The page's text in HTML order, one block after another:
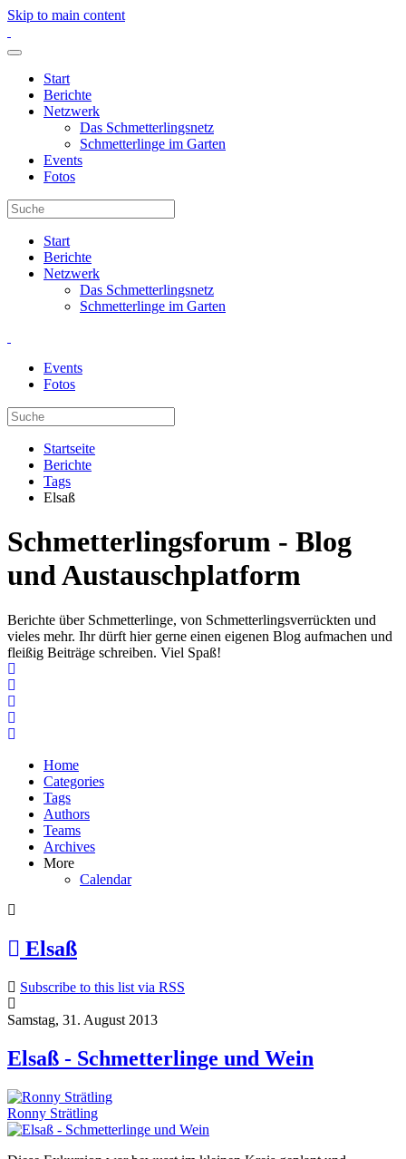
Skip to main content
Start
Berichte
Netzwerk
Das Schmetterlingsnetz
Schmetterlinge im Garten
Events
Fotos
Start
Berichte
Netzwerk
Das Schmetterlingsnetz
Schmetterlinge im Garten
Events
Fotos
Startseite
Berichte
Tags
Elsaß
Schmetterlingsforum - Blog
und Austauschplatform
Berichte über Schmetterlinge, von Schmetterlingsverrückten und
vieles mehr. Ihr dürft hier gerne einen eigenen Blog aufmachen und
fleißig Beiträge schreiben. Viel Spaß!
Home
Categories
Tags
Authors
Teams
Archives
More
Calendar
Elsaß
Subscribe to this list via RSS
Samstag, 31. August 2013
Elsaß - Schmetterlinge und Wein
Ronny Strätling